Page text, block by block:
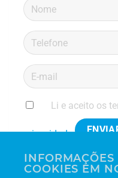
Li e aceito os
privacidade
Please
COOKIES EM